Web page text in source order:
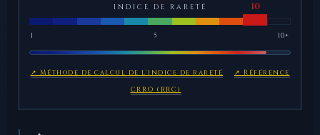
INDICE DE RARETÉ
1 5 10+
↗ Méthode de calcul de l'indice de rareté
↗ Référence
CRRO (RRC)